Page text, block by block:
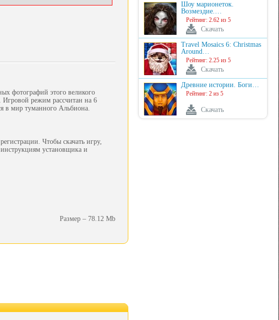
фотографий этого великого
Игровой режим рассчитан на 6
в мир туманного Альбиона.
Чтобы скачать игру,
установщика и
Размер – 78.12 Mb
Шоу марионеток.
Возмездие.…
Рейтинг: 2.62 из 5
Скачать
Travel Mosaics 6: Christmas
Around…
Рейтинг: 2.25 из 5
Скачать
Древние истории. Боги…
Рейтинг: 2 из 5
Скачать